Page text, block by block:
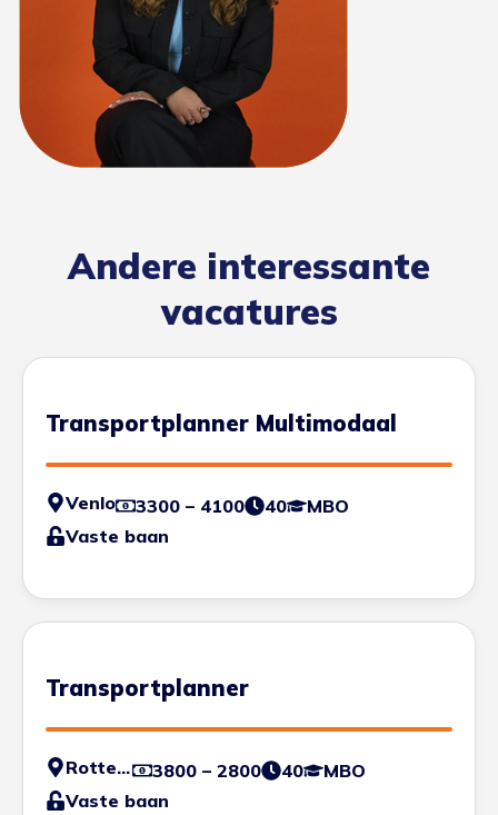
Andere interessante
vacatures
Transportplanner Multimodaal
Venlo 3300 – 4100 40
MBO
Vaste baan
Transportplanner
Rotterdam 3800 – 2800 40
MBO
Vaste baan